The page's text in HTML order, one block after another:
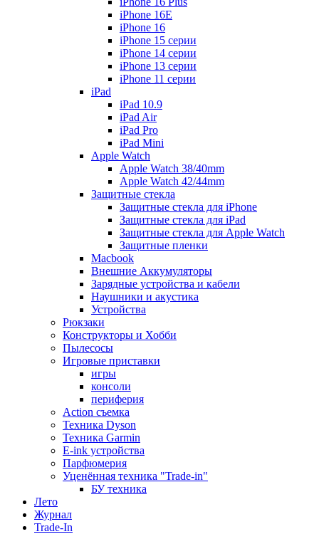
iPhone 16E
iPhone 16
iPhone 15 серии
iPhone 14 серии
iPhone 13 серии
iPhone 11 серии
iPad
iPad 10.9
iPad Air
iPad Pro
iPad Mini
Apple Watch
Apple Watch 38/40mm
Apple Watch 42/44mm
Защитные стекла
Защитные стекла для iPhone
Защитные стекла для iPad
Защитные стекла для Apple Watch
Защитные пленки
Macbook
Внешние Аккумуляторы
Зарядные устройства и кабели
Наушники и акустика
Устройства
Рюкзаки
Конструкторы и Хобби
Пылесосы
Игровые приставки
игры
консоли
периферия
Action съемка
Техника Dyson
Техника Garmin
E-ink устройства
Парфюмерия
Уценённая техника "Trade-in"
БУ техника
Лето
Журнал
Trade-In